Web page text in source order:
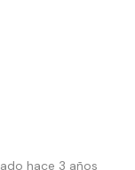
hace 3 años